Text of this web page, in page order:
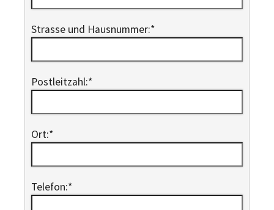
Strasse und Hausnummer:*
Postleitzahl:*
Ort:*
Telefon:*